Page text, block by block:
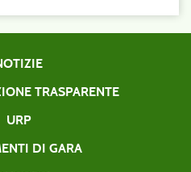
TRASPARENTE
URP
DI GARA